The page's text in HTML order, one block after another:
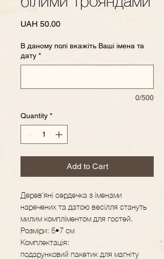
UAH 50.00Price
В даному полі вкажіть Ваші імена та
дату *
0/500
Quantity *
Add to Cart
Дерев'яні сердечка з іменами
наречених та датою весілля стануть
милим компліментом для гостей.
Розміри: 5•7 см
Комплектація:
подарунковий пакетик для магніту